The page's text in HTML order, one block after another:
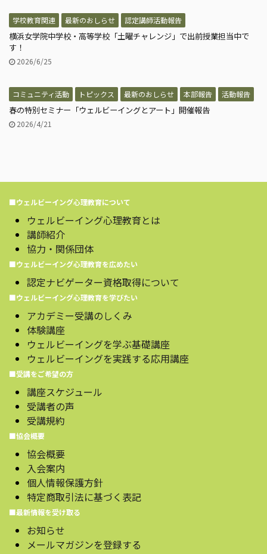
学校教育関連 最新のおしらせ 認定講師活動報告
横浜女学院中学校・高等学校「土曜チャレンジ」で出前授業担当中で
す！
2026/6/25
コミュニティ活動 トピックス 最新のおしらせ 本部報告 活動報告
春の特別セミナー「ウェルビーイングとアート」開催報告
2026/4/21
■ウェルビーイング心理教育について
ウェルビーイング心理教育とは
講師紹介
協力・関係団体
■ウェルビーイング心理教育を広めたい
認定ナビゲーター資格取得について
■ウェルビーイング心理教育を学びたい
アカデミー受講のしくみ
体験講座
ウェルビーイングを学ぶ基礎講座
ウェルビーイングを実践する応用講座
■受講をご希望の方
講座スケジュール
受講者の声
受講規約
■協会概要
協会概要
入会案内
個人情報保護方針
特定商取引法に基づく表記
■最新情報を受け取る
お知らせ
メールマガジンを登録する